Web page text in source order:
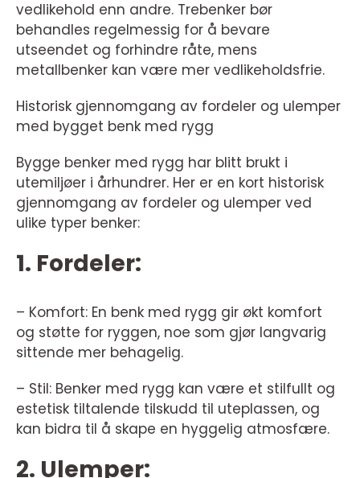
vedlikehold enn andre. Trebenker bør
behandles regelmessig for å bevare
utseendet og forhindre råte, mens
metallbenker kan være mer vedlikeholdsfrie.
Historisk gjennomgang av fordeler og ulemper
med bygget benk med rygg
Bygge benker med rygg har blitt brukt i
utemiljøer i århundrer. Her er en kort historisk
gjennomgang av fordeler og ulemper ved
ulike typer benker:
1. Fordeler:
– Komfort: En benk med rygg gir økt komfort
og støtte for ryggen, noe som gjør langvarig
sittende mer behagelig.
– Stil: Benker med rygg kan være et stilfullt og
estetisk tiltalende tilskudd til uteplassen, og
kan bidra til å skape en hyggelig atmosfære.
2. Ulemper: